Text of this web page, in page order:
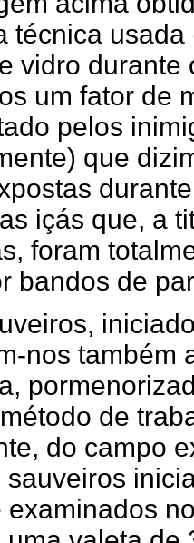
técnica
vidro durante
um fator de
pelos
que
içás que, a
foram
bandos de
nos também
de
do campo
sauveiros
examinados